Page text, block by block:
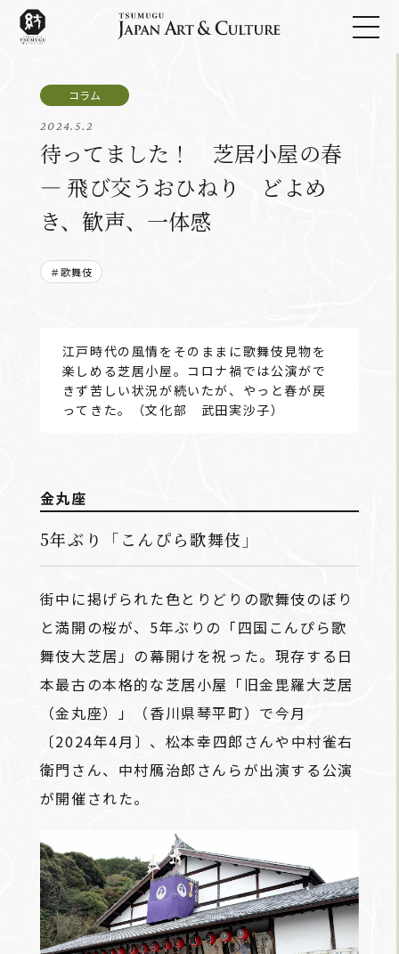
2024.5.2
待ってました！ 芝居小屋の春
― 飛び交うおひねり どよめ
き、歓声、一体感
＃歌舞伎
江戸時代の風情をそのままに歌舞伎見物を
楽しめる芝居小屋。コロナ禍では公演がで
きず苦しい状況が続いたが、やっと春が戻
ってきた。（文化部 武田実沙子）
金丸座
5年ぶり「こんぴら歌舞伎」
街中に掲げられた色とりどりの歌舞伎のぼり
と満開の桜が、5年ぶりの「四国こんぴら歌
舞伎大芝居」の幕開けを祝った。現存する日
本最古の本格的な芝居小屋「旧金毘羅大芝居
（金丸座）」（香川県琴平町）で今月
〔2024年4月〕、松本幸四郎さんや中村雀右
衛門さん、中村鴈治郎さんらが出演する公演
が開催された。